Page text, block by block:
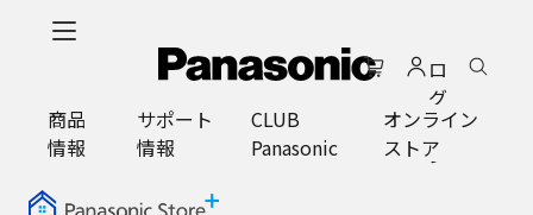
ロ
グ
イ
ン
商品
情報
サポート
情報
CLUB
Panasonic
オンライン
ストア